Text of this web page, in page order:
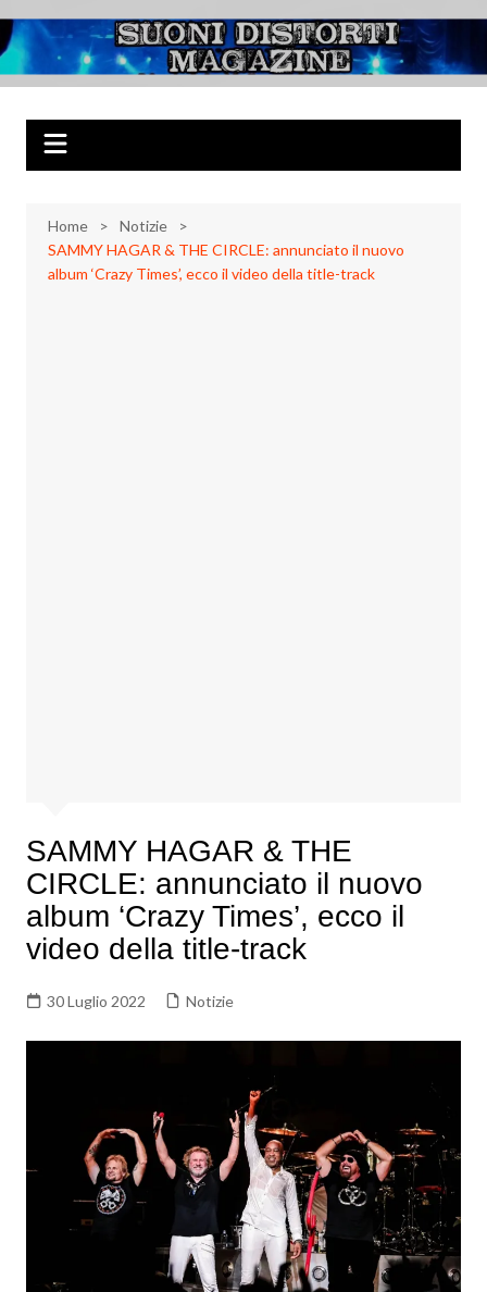
al
contenuto
Suoni Distorti
Magazine
Musica Rock, Metal, Punk e varie sonorità alternative
Home
Notizie
SAMMY HAGAR & THE CIRCLE: annunciato il nuovo
album ‘Crazy Times’, ecco il video della title-track
SAMMY HAGAR & THE
CIRCLE: annunciato il nuovo
album ‘Crazy Times’, ecco il
video della title-track
30 Luglio 2022 Notizie